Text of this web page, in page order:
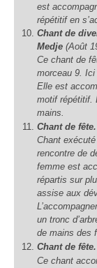
est
répétitif en
Chant de
Medje (Août
Ce chant de
morceau 9. Ici
Elle est
motif répétitif.
mains.
Chant de
Chant
rencontre de
femme est
répartis sur
assise aux
un tronc
de mains des
Chant de
Ce chant